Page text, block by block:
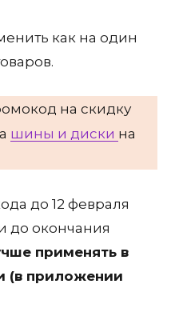
как на один
на скидку
шины и диски на
до 12 февраля
до окончания
применять в
(в приложении